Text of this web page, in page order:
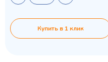
Купить в 1 клик